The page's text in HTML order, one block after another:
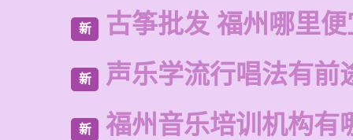
新 古筝批发 福州哪里
新 声乐学流行唱法有前
新 福州音乐培训机构有